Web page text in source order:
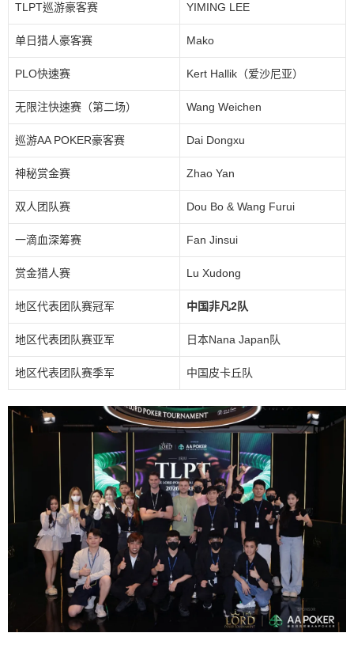
TLPT巡游豪客赛 YIMING LEE
单日猎人豪客赛 Mako
PLO快速赛 Kert Hallik（爱沙尼亚）
无限注快速赛（第二场） Wang Weichen
巡游AA POKER豪客赛 Dai Dongxu
神秘赏金赛 Zhao Yan
双人团队赛 Dou Bo & Wang Furui
一滴血深筹赛 Fan Jinsui
赏金猎人赛 Lu Xudong
地区代表团队赛冠军 中国非凡2队
地区代表团队赛亚军 日本Nana Japan队
地区代表团队赛季军 中国皮卡丘队